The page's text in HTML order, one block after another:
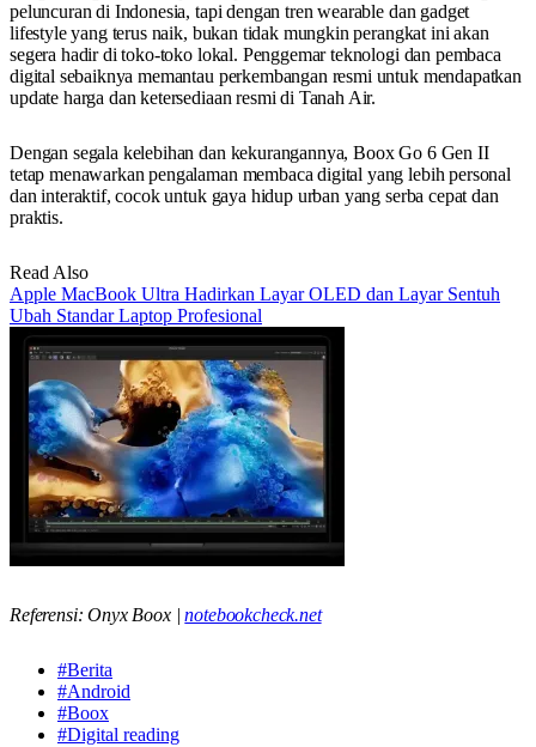
peluncuran di Indonesia, tapi dengan tren wearable dan gadget
lifestyle yang terus naik, bukan tidak mungkin perangkat ini akan
segera hadir di toko-toko lokal. Penggemar teknologi dan pembaca
digital sebaiknya memantau perkembangan resmi untuk mendapatkan
update harga dan ketersediaan resmi di Tanah Air.
Dengan segala kelebihan dan kekurangannya, Boox Go 6 Gen II
tetap menawarkan pengalaman membaca digital yang lebih personal
dan interaktif, cocok untuk gaya hidup urban yang serba cepat dan
praktis.
Read Also
Apple MacBook Ultra Hadirkan Layar OLED dan Layar Sentuh
Ubah Standar Laptop Profesional
Referensi: Onyx Boox |notebookcheck.net
#Berita
#Android
#Boox
#Digital reading